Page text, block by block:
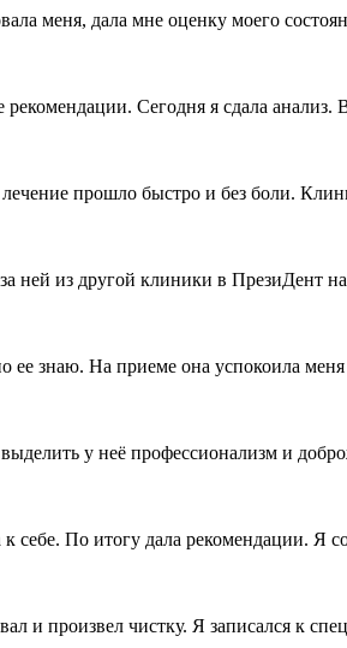
меня, дала мне оценку моего
Сегодня я сдала
лечение прошло быстро и без боли.
ней из другой клиники в ПрезиДент
знаю. На приеме она успокоила
у неё профессионализм и
себе. По итогу дала рекомендации. Я
и произвел чистку. Я записался к